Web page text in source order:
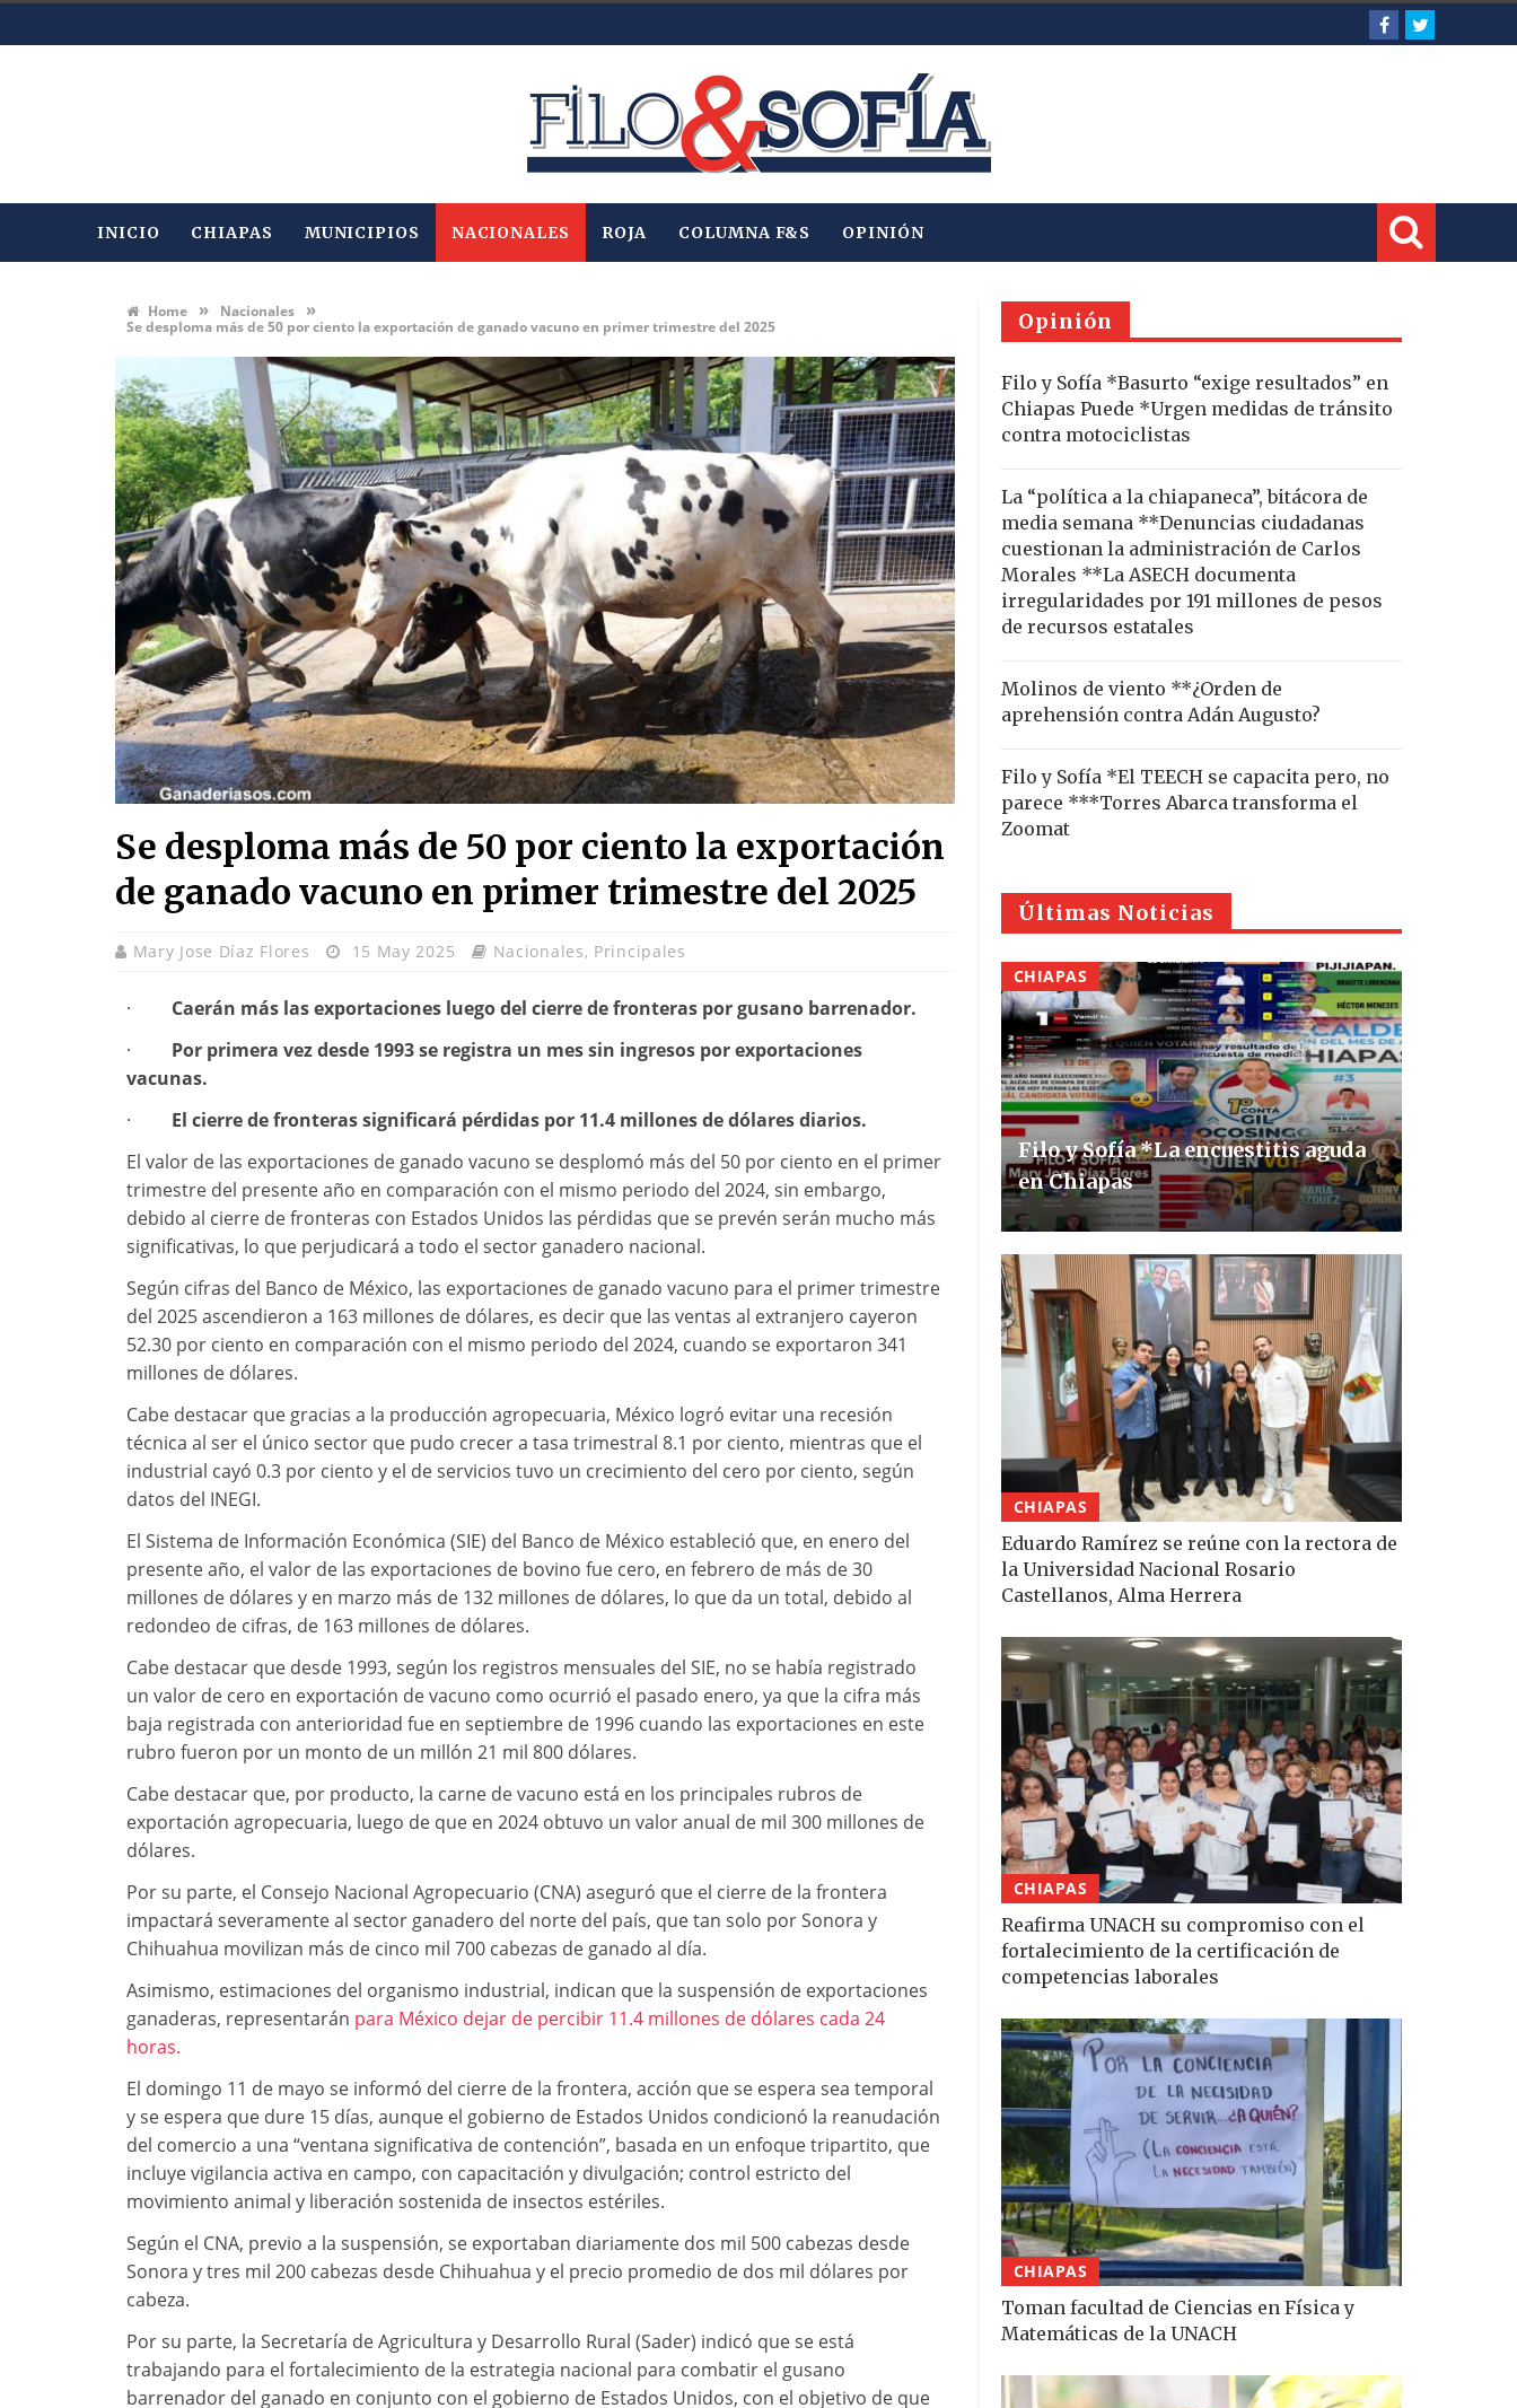
INICIO CHIAPAS MUNICIPIOS NACIONALES ROJA COLUMNA F&S OPINIÓN
Home » Nacionales »
Se desploma más de 50 por ciento la exportación de ganado vacuno en primer trimestre del 2025
Se desploma más de 50 por ciento la exportación
de ganado vacuno en primer trimestre del 2025
Mary Jose Díaz Flores 15 May 2025 Nacionales, Principales
· Caerán más las exportaciones luego del cierre de fronteras por gusano barrenador.
· Por primera vez desde 1993 se registra un mes sin ingresos por exportaciones
vacunas.
· El cierre de fronteras significará pérdidas por 11.4 millones de dólares diarios.
El valor de las exportaciones de ganado vacuno se desplomó más del 50 por ciento en el primer
trimestre del presente año en comparación con el mismo periodo del 2024, sin embargo,
debido al cierre de fronteras con Estados Unidos las pérdidas que se prevén serán mucho más
significativas, lo que perjudicará a todo el sector ganadero nacional.
Según cifras del Banco de México, las exportaciones de ganado vacuno para el primer trimestre
del 2025 ascendieron a 163 millones de dólares, es decir que las ventas al extranjero cayeron
52.30 por ciento en comparación con el mismo periodo del 2024, cuando se exportaron 341
millones de dólares.
Cabe destacar que gracias a la producción agropecuaria, México logró evitar una recesión
técnica al ser el único sector que pudo crecer a tasa trimestral 8.1 por ciento, mientras que el
industrial cayó 0.3 por ciento y el de servicios tuvo un crecimiento del cero por ciento, según
datos del INEGI.
El Sistema de Información Económica (SIE) del Banco de México estableció que, en enero del
presente año, el valor de las exportaciones de bovino fue cero, en febrero de más de 30
millones de dólares y en marzo más de 132 millones de dólares, lo que da un total, debido al
redondeo de cifras, de 163 millones de dólares.
Cabe destacar que desde 1993, según los registros mensuales del SIE, no se había registrado
un valor de cero en exportación de vacuno como ocurrió el pasado enero, ya que la cifra más
baja registrada con anterioridad fue en septiembre de 1996 cuando las exportaciones en este
rubro fueron por un monto de un millón 21 mil 800 dólares.
Cabe destacar que, por producto, la carne de vacuno está en los principales rubros de
exportación agropecuaria, luego de que en 2024 obtuvo un valor anual de mil 300 millones de
dólares.
Por su parte, el Consejo Nacional Agropecuario (CNA) aseguró que el cierre de la frontera
impactará severamente al sector ganadero del norte del país, que tan solo por Sonora y
Chihuahua movilizan más de cinco mil 700 cabezas de ganado al día.
Asimismo, estimaciones del organismo industrial, indican que la suspensión de exportaciones
ganaderas, representarán para México dejar de percibir 11.4 millones de dólares cada 24
horas.
El domingo 11 de mayo se informó del cierre de la frontera, acción que se espera sea temporal
y se espera que dure 15 días, aunque el gobierno de Estados Unidos condicionó la reanudación
del comercio a una “ventana significativa de contención”, basada en un enfoque tripartito, que
incluye vigilancia activa en campo, con capacitación y divulgación; control estricto del
movimiento animal y liberación sostenida de insectos estériles.
Según el CNA, previo a la suspensión, se exportaban diariamente dos mil 500 cabezas desde
Sonora y tres mil 200 cabezas desde Chihuahua y el precio promedio de dos mil dólares por
cabeza.
Por su parte, la Secretaría de Agricultura y Desarrollo Rural (Sader) indicó que se está
trabajando para el fortalecimiento de la estrategia nacional para combatir el gusano
barrenador del ganado en conjunto con el gobierno de Estados Unidos, con el objetivo de que
Opinión
Filo y Sofía *Basurto “exige resultados” en
Chiapas Puede *Urgen medidas de tránsito
contra motociclistas
La “política a la chiapaneca”, bitácora de
media semana **Denuncias ciudadanas
cuestionan la administración de Carlos
Morales **La ASECH documenta
irregularidades por 191 millones de pesos
de recursos estatales
Molinos de viento **¿Orden de
aprehensión contra Adán Augusto?
Filo y Sofía *El TEECH se capacita pero, no
parece ***Torres Abarca transforma el
Zoomat
Últimas Noticias
CHIAPAS
Filo y Sofía *La encuestitis aguda
en Chiapas
CHIAPAS
Eduardo Ramírez se reúne con la rectora de
la Universidad Nacional Rosario
Castellanos, Alma Herrera
CHIAPAS
Reafirma UNACH su compromiso con el
fortalecimiento de la certificación de
competencias laborales
CHIAPAS
Toman facultad de Ciencias en Física y
Matemáticas de la UNACH